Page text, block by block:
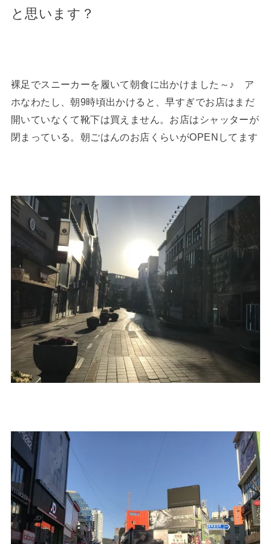
と思います？
裸足でスニーカーを履いて朝食に出かけました～♪ ア
ホなわたし、朝9時頃出かけると、早すぎでお店はまだ
開いていなくて靴下は買えません。お店はシャッターが
閉まっている。朝ごはんのお店くらいがOPENしてます